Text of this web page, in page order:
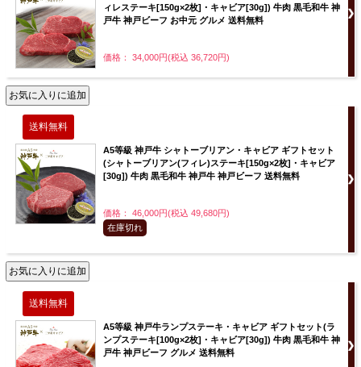
ィレステーキ[150g×2枚]・キャビア[30g]) 牛肉 黒毛和牛 神
戸牛 神戸ビーフ お中元 グルメ 送料無料
価格： 34,000円(税込 36,720円)
A5等級 神戸牛 シャトーブリアン・キャビア ギフトセット
(シャトーブリアン(フィレ)ステーキ[150g×2枚]・キャビア
[30g]) 牛肉 黒毛和牛 神戸牛 神戸ビーフ 送料無料
価格： 46,000円(税込 49,680円)
在庫切れ
A5等級 神戸牛ランプステーキ・キャビア ギフトセット(ラ
ンプステーキ[100g×2枚]・キャビア[30g]) 牛肉 黒毛和牛 神
戸牛 神戸ビーフ グルメ 送料無料